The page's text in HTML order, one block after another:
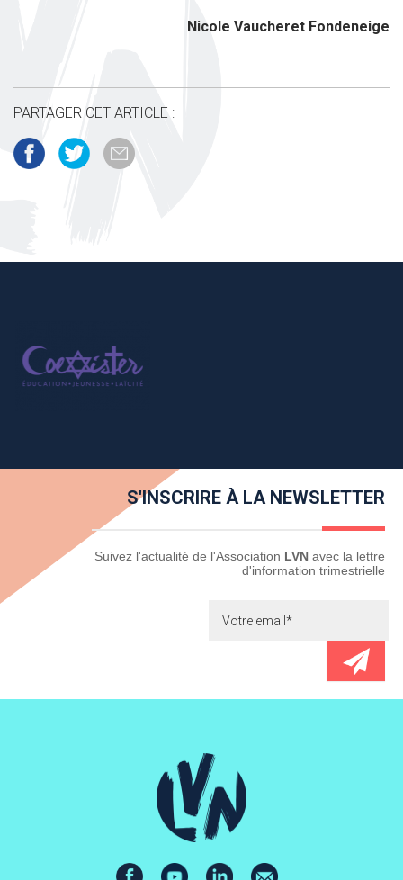
Nicole Vaucheret Fondeneige
PARTAGER CET ARTICLE :
S'INSCRIRE À LA NEWSLETTER
Newsletter Suivez l'actualité de l'Association LVN avec la lettre
d'information trimestrielle